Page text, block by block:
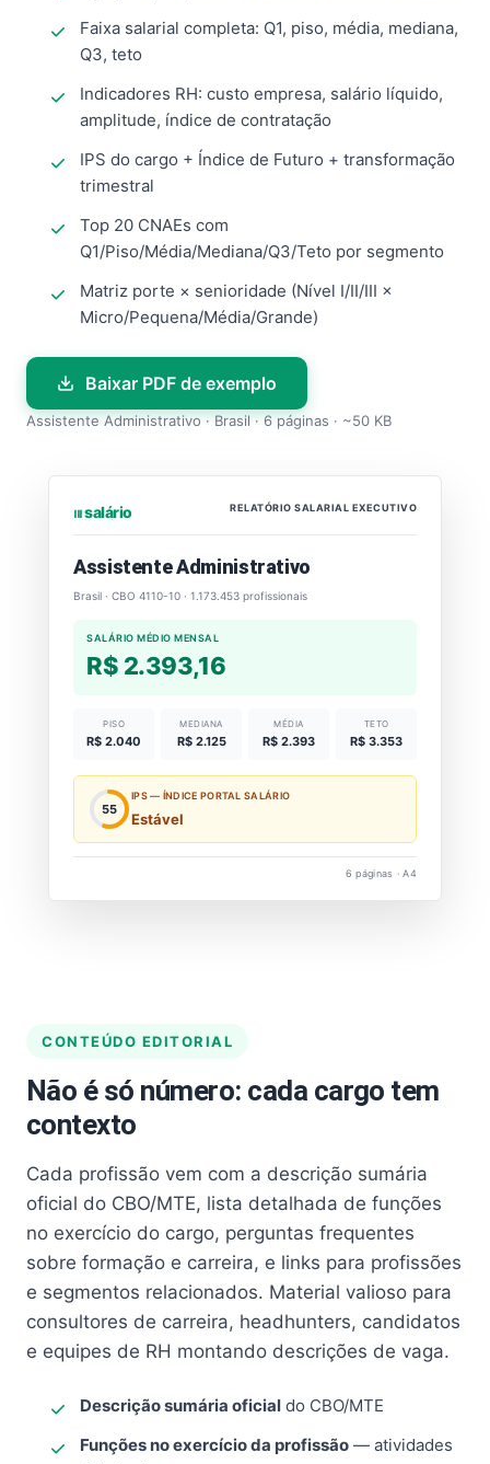
Faixa salarial completa: Q1, piso, média, mediana,
Q3, teto
Indicadores RH: custo empresa, salário líquido,
amplitude, índice de contratação
IPS do cargo + Índice de Futuro + transformação
trimestral
Top 20 CNAEs com
Q1/Piso/Média/Mediana/Q3/Teto por segmento
Matriz porte × senioridade (Nível I/II/III ×
Micro/Pequena/Média/Grande)
Baixar PDF de exemplo
Assistente Administrativo · Brasil · 6 páginas · ~50 KB
⏐⏐⏐ salário RELATÓRIO SALARIAL EXECUTIVO
Assistente Administrativo
Brasil · CBO 4110-10 · 1.173.453 profissionais
SALÁRIO MÉDIO MENSAL
R$ 2.393,16
PISO
R$ 2.040
MEDIANA
R$ 2.125
MÉDIA
R$ 2.393
TETO
R$ 3.353
55
IPS — ÍNDICE PORTAL SALÁRIO
Estável
6 páginas · A4
CONTEÚDO EDITORIAL
Não é só número: cada cargo tem
contexto
Cada profissão vem com a descrição sumária
oficial do CBO/MTE, lista detalhada de funções
no exercício do cargo, perguntas frequentes
sobre formação e carreira, e links para profissões
e segmentos relacionados. Material valioso para
consultores de carreira, headhunters, candidatos
e equipes de RH montando descrições de vaga.
Descrição sumária oficial do CBO/MTE
Funções no exercício da profissão — atividades